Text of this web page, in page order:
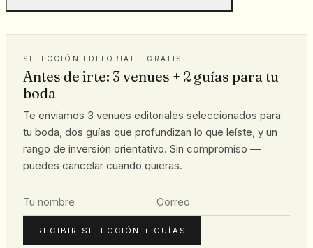
SELECCIÓN EDITORIAL · GRATIS
Antes de irte: 3 venues + 2 guías para tu
boda
Te enviamos 3 venues editoriales seleccionados para
tu boda, dos guías que profundizan lo que leíste, y un
rango de inversión orientativo. Sin compromiso —
puedes cancelar cuando quieras.
RECIBIR SELECCIÓN + GUÍAS